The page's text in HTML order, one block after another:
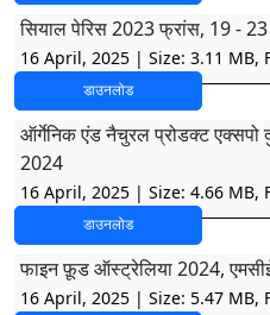
सियाल पेरिस 2023 फ्रांस, 19 -
16 April, 2025 | Size: 3.11 MB,
डाउनलोड
ऑर्गेनिक एंड नैचुरल प्रोडक्ट
2024
16 April, 2025 | Size: 4.66 MB,
डाउनलोड
फाइन फ़ूड ऑस्ट्रेलिया 2024,
16 April, 2025 | Size: 5.47 MB,